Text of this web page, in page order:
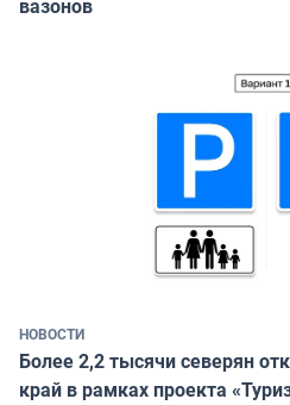
вазонов
НОВОСТИ
Более 2,2 тысячи северян
край в рамках проекта